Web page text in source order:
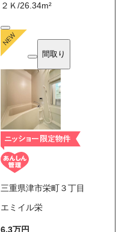
２Ｋ/26.34m²
間取り
三重県津市栄町３丁目
エミイル栄
6.3万円